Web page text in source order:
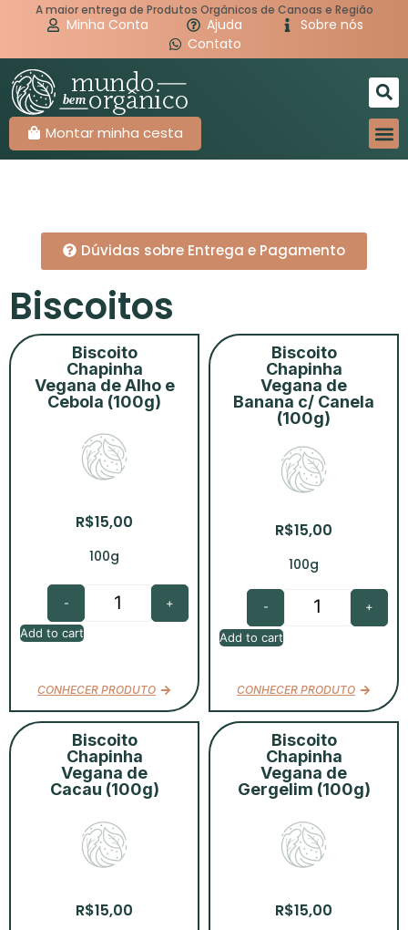
A maior entrega de Produtos Orgânicos de Canoas e Região
Minha Conta Ajuda
Sobre nós
Contato
Montar minha cesta
Dúvidas sobre Entrega e Pagamento
Biscoitos
Biscoito
Chapinha
Vegana de Alho e
Cebola (100g)
R$15,00
100g
- +
Add to cart
CONHECER PRODUTO
Biscoito
Chapinha
Vegana de
Banana c/ Canela
(100g)
R$15,00
100g
- +
Add to cart
CONHECER PRODUTO
Biscoito
Chapinha
Vegana de
Cacau (100g)
R$15,00
Biscoito
Chapinha
Vegana de
Gergelim (100g)
R$15,00